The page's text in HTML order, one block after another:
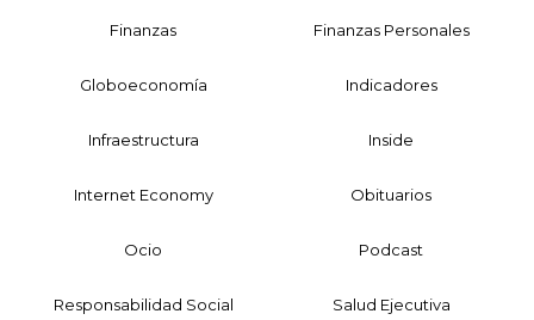
Finanzas Finanzas Personales
Globoeconomía Indicadores
Infraestructura Inside
Internet Economy Obituarios
Ocio Podcast
Responsabilidad Social Salud Ejecutiva